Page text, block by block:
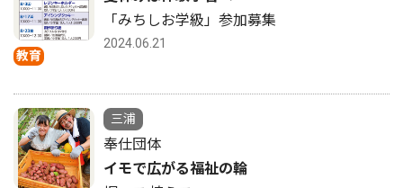
教育
「みちしお学級」参加募集
2024.06.21
三浦
奉仕団体
イモで広がる福祉の輪